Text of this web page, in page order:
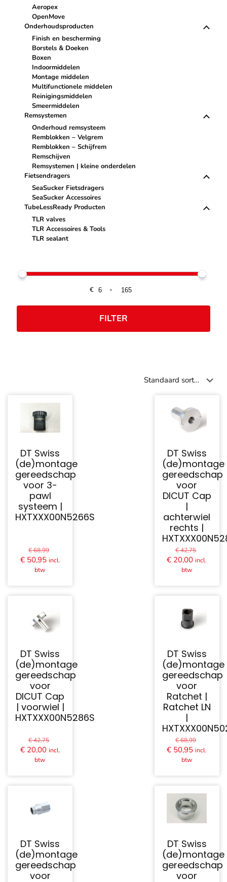
Aeropex
OpenMove
Onderhoudsproducten
Finish en bescherming
Borstels & Doeken
Boxen
Indoormiddelen
Montage middelen
Multifunctionele middelen
Reinigingsmiddelen
Smeermiddelen
Remsystemen
Onderhoud remsysteem
Remblokken – Velgrem
Remblokken – Schijfrem
Remschijven
Remsystemen | kleine onderdelen
Fietsendragers
SeaSucker Fietsdragers
SeaSucker Accessoires
TubeLessReady Producten
TLR valves
TLR Accessoires & Tools
TLR sealant
€ -
FILTER
DT Swiss
(de)montage
gereedschap
voor 3-
pawl
systeem |
HXTXXX00N5266S
€68,99
prijs
€50,95Huidige
incl.
btw
DT Swiss
(de)montage
gereedschap
voor
DICUT Cap
|
achterwiel
rechts |
€42,75
prijs
€ 20,00Huidige
incl.
btw
DT Swiss
(de)montage
gereedschap
voor
DICUT Cap
| voorwiel |
HXTXXX00N5286S
€42,75
prijs
€20,00Huidige
incl.
btw
DT Swiss
(de)montage
gereedschap
voor
Ratchet |
Ratchet LN
|
€68,99
prijs
€ 50,95Huidige
incl.
btw
DT Swiss
(de)montage
gereedschap
voor
DT Swiss
(de)montage
gereedschap
voor